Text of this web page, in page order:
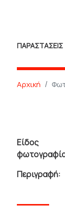
ΠΑΡΑΣΤΑΣΕΙΣ
Αρχική
Είδος
Περιγραφή: